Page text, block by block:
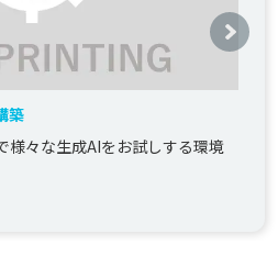
築
様々な生成AIをお試しする環境